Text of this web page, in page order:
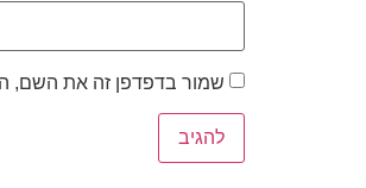
שמור בדפדפן זה את השם,